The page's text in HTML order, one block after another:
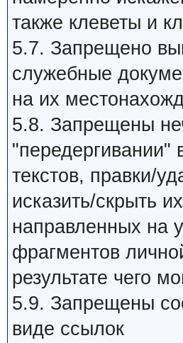
также клеветы и
5.7. Запрещено
служебные
на их
5.8. Запрещены
"передергивании"
текстов, правки/
исказить/скрыть
направленных на
фрагментов
результате чего
5.9. Запрещены
виде ссылок